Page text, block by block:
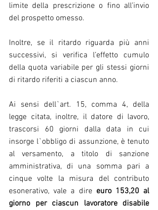
limite della prescrizione o fino all’invio
del prospetto omesso.
Inoltre, se il ritardo riguarda più anni
successivi, si verifica l’effetto cumulo
della quota variabile per gli stessi giorni
di ritardo riferiti a ciascun anno.
Ai sensi dell`art. 15, comma 4, della
legge citata, inoltre, il datore di lavoro,
trascorsi 60 giorni dalla data in cui
insorge l`obbligo di assunzione, è tenuto
al versamento, a titolo di sanzione
amministrativa, di una somma pari a
cinque volte la misura del contributo
esonerativo, vale a dire euro 153,20 al
giorno per ciascun lavoratore disabile